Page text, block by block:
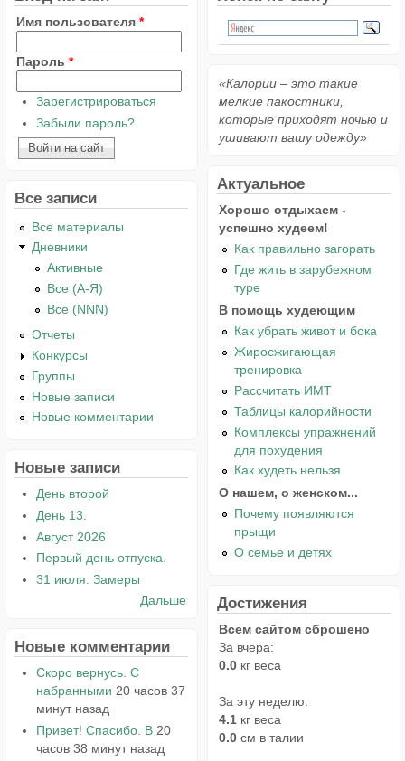
Имя пользователя *
Пароль *
Зарегистрироваться
Забыли пароль?
Все записи
Все материалы
Дневники
Активные
Все (А-Я)
Все (NNN)
Отчеты
Конкурсы
Группы
Новые записи
Новые комментарии
Новые записи
День второй
День 13.
Август 2026
Первый день отпуска.
31 июля. Замеры
Дальше
Новые комментарии
Скоро вернусь. С
набранными 20 часов 37
минут назад
Привет! Спасибо. В 20
часов 38 минут назад
«Калории – это такие
мелкие пакостники,
которые приходят ночью и
ушивают вашу одежду»
Актуальное
Хорошо отдыхаем -
успешно худеем!
Как правильно загорать
Где жить в зарубежном
туре
В помощь худеющим
Как убрать живот и бока
Жиросжигающая
тренировка
Рассчитать ИМТ
Таблицы калорийности
Комплексы упражнений
для похудения
Как худеть нельзя
О нашем, о женском...
Почему появляются
прыщи
О семье и детях
Достижения
Всем сайтом сброшено
За вчера:
0.0 кг веса
За эту неделю:
4.1 кг веса
0.0 см в талии